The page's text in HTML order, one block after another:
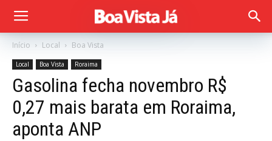
Início Local Boa Vista
Local Boa Vista Roraima
Gasolina fecha novembro R$
0,27 mais barata em Roraima,
aponta ANP